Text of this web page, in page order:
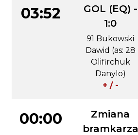
03:52
GOL (EQ) -
1:0
91 Bukowski
Dawid (as: 28
Olifirchuk
Danylo)
+ / -
00:00
Zmiana
bramkarza